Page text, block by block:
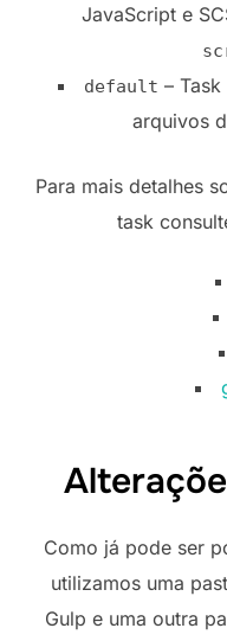
JavaScript e
default –
arquivos
Para mais detalhes
task
Como já pode ser
utilizamos uma
Gulp e uma outra